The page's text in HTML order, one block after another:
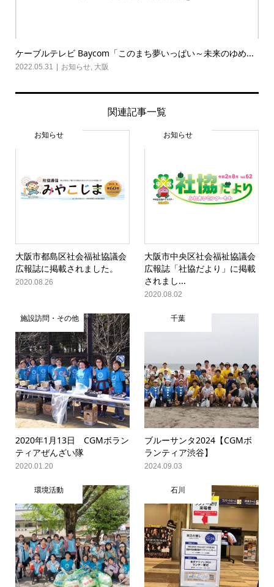
ケーブルテレビ Baycom「このまち夢いっぱい～未来のゆめ...
2022.05.31 お知らせ, 大阪
関連記事一覧
お知らせ
大阪市都島区社会福祉協議会
広報誌に掲載されました。
2020.08.26
お知らせ
大阪市中央区社会福祉協議会
広報誌「社協だより」に掲載
されまし...
2020.08.02
施設訪問・その他
2020年1月13日 CGMボラン
ティアぜんざい隊
2020.01.20
千葉
ブルーサンタ2024【CGMボ
ランティア渋谷】
2024.09.03
環境活動 石川